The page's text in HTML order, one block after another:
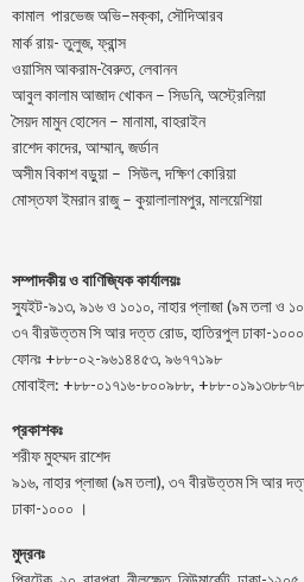
কামাল পারভেজ অভি–মক্কা, সৌদিআরব
মার্ক রায়- তুলুজ, ফ্রান্স
ওয়াসিম আকরাম-বৈরুত, লেবানন
আবুল কালাম আজাদ খোকন – সিডনি, অস্ট্রেলিয়া
সৈয়দ মামুন হোসেন – মানামা, বাহরাইন
রাশেদ কাদের, আম্মান, জর্ডান
অসীম বিকাশ বড়ুয়া – সিউল, দক্ষিণ কোরিয়া
মোস্তফা ইমরান রাজু – কুয়ালালামপুর, মালয়েশিয়া
সম্পাদকীয় ও বাণিজ্যিক কার্যালয়ঃ
স্যুইট-৯১৩, ৯১৬ ও ১০১০, নাহার প্লাজা (৯ম তলা ও
৩৭ বীরউত্তম সি আর দত্ত রোড, হাতিরপুল ঢাকা-১০০০,
ফোনঃ +৮৮-০২-৯৬১৪৪৫৩, ৯৬৭৭১৯৮
মোবাইল: +৮৮-০১৭১৬-৮০০৯৮৮, +৮৮-
প্রকাশকঃ
শরীফ মুহম্মদ রাশেদ
৯১৬, নাহার প্লাজা (৯ম তলা), ৩৭ বীরউত্তম সি আর
ঢাকা-১০০০ ।
মুদ্রনঃ